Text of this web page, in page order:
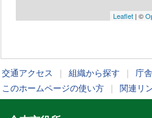
Leaflet | ©
交通アクセス 組織から探す 庁
このホームページの使い方
関連リ